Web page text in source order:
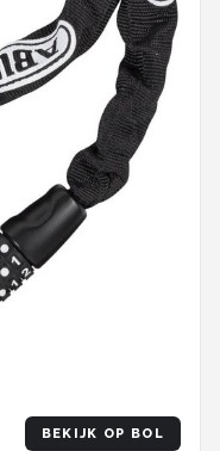
BEKIJK OP BOL